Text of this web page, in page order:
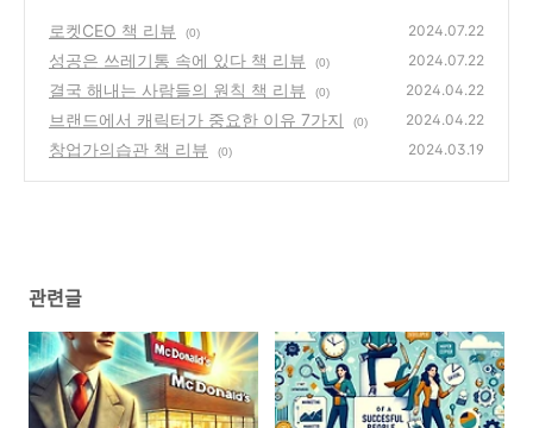
로켓CEO 책 리뷰 (0) 2024.07.22
성공은 쓰레기통 속에 있다 책 리뷰 (0) 2024.07.22
결국 해내는 사람들의 원칙 책 리뷰 (0) 2024.04.22
브랜드에서 캐릭터가 중요한 이유 7가지 (0) 2024.04.22
창업가의습관 책 리뷰 (0) 2024.03.19
관련글